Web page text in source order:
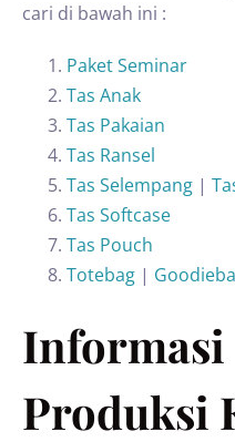
cari di bawah ini :
Paket Seminar
Tas Anak
Tas Pakaian
Tas Ransel
Tas Selempang |
Tas Softcase
Tas Pouch
Totebag |
Produksi